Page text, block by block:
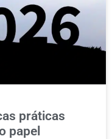
práticas
papel